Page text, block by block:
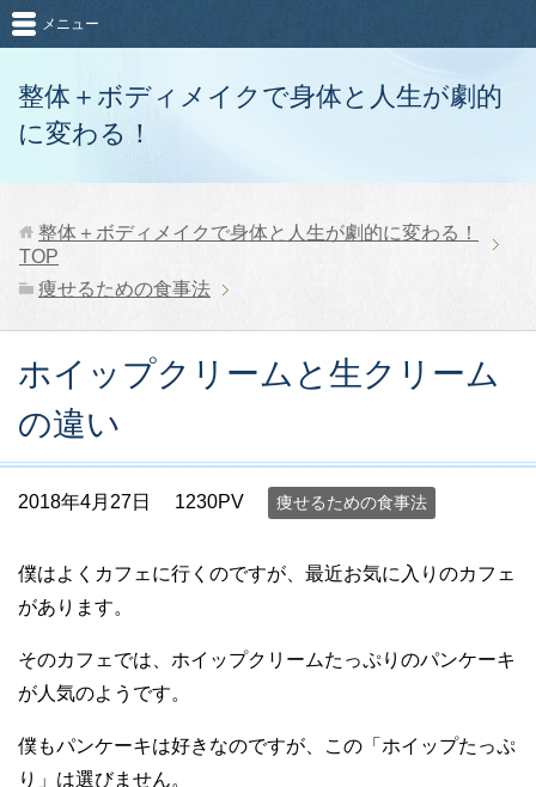
整体＋ボディメイクで身体と人生が劇的
に変わる！
メニュー
整体＋ボディメイクで身体と人生が劇的に変わる！
TOP
痩せるための食事法
ホイップクリームと生クリーム
の違い
2018年4月27日 1230PV 痩せるための食事法
僕はよくカフェに行くのですが、最近お気に入りのカフェ
があります。
そのカフェでは、ホイップクリームたっぷりのパンケーキ
が人気のようです。
僕もパンケーキは好きなのですが、この「ホイップたっぷ
り」は選びません。